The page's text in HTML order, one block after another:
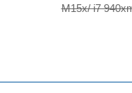
M15x/ i7